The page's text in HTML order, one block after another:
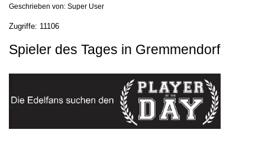
Geschrieben von: Super User
Zugriffe: 11106
Spieler des Tages in Gremmendorf